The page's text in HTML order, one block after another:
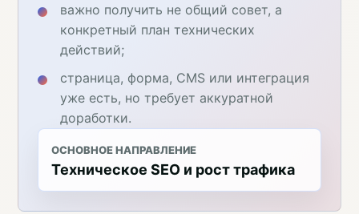
важно получить не общий совет, а
конкретный план технических
действий;
страница, форма, CMS или интеграция
уже есть, но требует аккуратной
доработки.
ОСНОВНОЕ НАПРАВЛЕНИЕ
Техническое SEO и рост трафика